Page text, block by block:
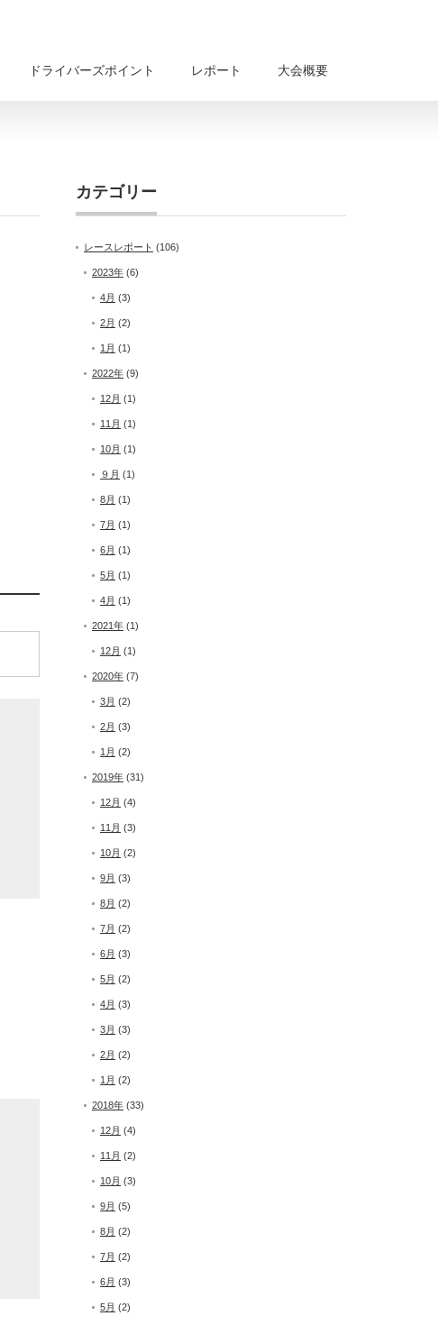
ドライバーズポイント レポート 大会概要
カテゴリー
レースレポート (106)
2023年 (6)
4月 (3)
2月 (2)
1月 (1)
2022年 (9)
12月 (1)
11月 (1)
10月 (1)
９月 (1)
8月 (1)
7月 (1)
6月 (1)
5月 (1)
4月 (1)
2021年 (1)
12月 (1)
2020年 (7)
3月 (2)
2月 (3)
1月 (2)
2019年 (31)
12月 (4)
11月 (3)
10月 (2)
9月 (3)
8月 (2)
7月 (2)
6月 (3)
5月 (2)
4月 (3)
3月 (3)
2月 (2)
1月 (2)
2018年 (33)
12月 (4)
11月 (2)
10月 (3)
9月 (5)
8月 (2)
7月 (2)
6月 (3)
5月 (2)